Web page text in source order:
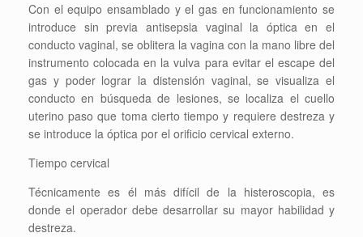
Con el equipo ensamblado y el gas en funcionamiento se
introduce sin previa antisepsia vaginal la óptica en el
conducto vaginal, se oblitera la vagina con la mano libre del
instrumento colocada en la vulva para evitar el escape del
gas y poder lograr la distensión vaginal, se visualiza el
conducto en búsqueda de lesiones, se localiza el cuello
uterino paso que toma cierto tiempo y requiere destreza y
se introduce la óptica por el orificio cervical externo.
Tiempo cervical
Técnicamente es él más difícil de la histeroscopia, es
donde el operador debe desarrollar su mayor habilidad y
destreza.